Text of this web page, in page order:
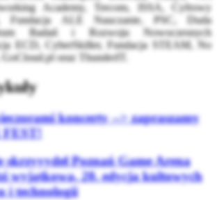
Academy, Trecom, ISSA, Cyfrowy
Fundacja ALE Nauczanie, PSC, Duda
Badań i Rozwoju Nowoczesnych
ECD, CyberSkiller, Fundacja STEAM, No
oraz ThunderIT.
koncerty --> zapraszamy
Poznań Game Arena
wyjątkowa, 20. edycja kultowych
i technologii